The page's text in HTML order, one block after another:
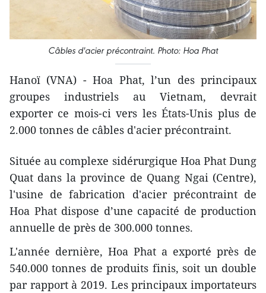
Câbles d'acier précontraint. Photo: Hoa Phat
Hanoï (VNA) - Hoa Phat, l’un des principaux
groupes industriels au Vietnam, devrait
exporter ce mois-ci vers les États-Unis plus de
2.000 tonnes de câbles d'acier précontraint.
Située au complexe sidérurgique Hoa Phat Dung
Quat dans la province de Quang Ngai (Centre),
l'usine de fabrication d'acier précontraint de
Hoa Phat dispose d’une capacité de production
annuelle de près de 300.000 tonnes.
L'année dernière, Hoa Phat a exporté près de
540.000 tonnes de produits finis, soit un double
par rapport à 2019. Les principaux importateurs